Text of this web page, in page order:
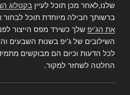
שלנו,לאחר מכן תוכל לעיין בקטלוג
ברשותך חבילה מיוחדת תוכל לבחור
את הג'יפ שלך כשירד מפס הייצור
השילובים של ג'יפ בשנות השבעים
לכל הדעות וכיום הם מבוקשים
החלטה לשחזר למקור.